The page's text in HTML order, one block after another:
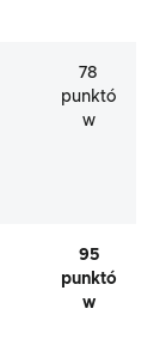
78
punktó
w
95
punktó
w